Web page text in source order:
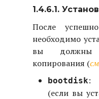
1.4.6.1.
После
необходимо
вы должны
копирования (
bootdisk:
(если вы